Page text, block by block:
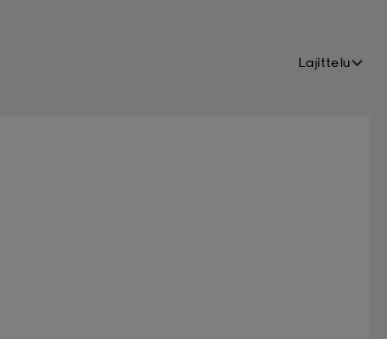
Lajittelu